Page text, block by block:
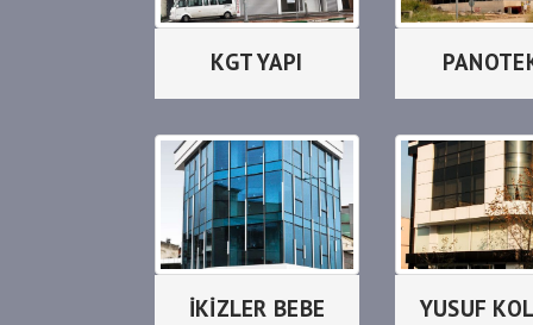
KGT YAPI
İKİZLER BEBE YUSUF